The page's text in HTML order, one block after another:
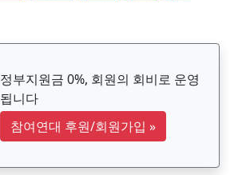
정부지원금 0%, 회원의 회비로 운영
됩니다
참여연대 후원/회원가입 »